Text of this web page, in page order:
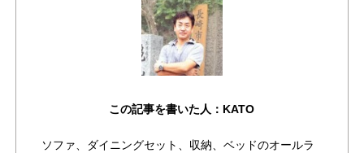
この記事を書いた人：KATO
ソファ、ダイニングセット、収納、ベッドのオールラ